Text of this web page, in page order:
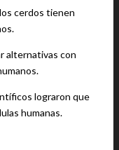
cerdos tienen
alternativas con
lograron que
humanas.